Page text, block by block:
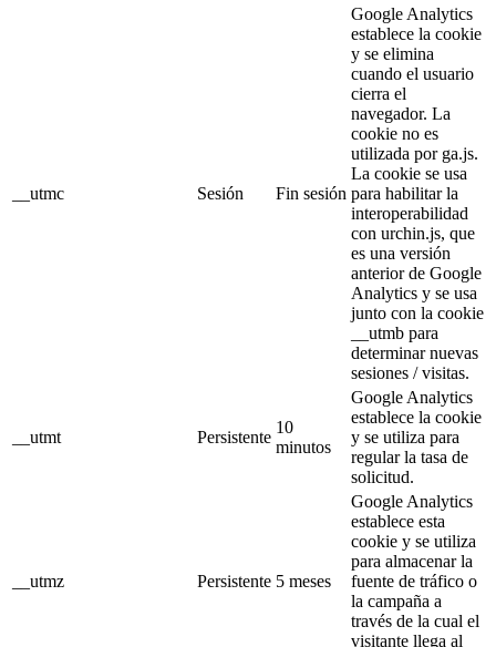
__utmc Sesión Fin sesión
Google Analytics
establece la cookie
y se elimina
cuando el usuario
cierra el
navegador. La
cookie no es
utilizada por ga.js.
La cookie se usa
para habilitar la
interoperabilidad
con urchin.js, que
es una versión
anterior de Google
Analytics y se usa
junto con la cookie
__utmb para
determinar nuevas
sesiones / visitas.
__utmt Persistente
10
minutos
Google Analytics
establece la cookie
y se utiliza para
regular la tasa de
solicitud.
__utmz Persistente 5 meses
Google Analytics
establece esta
cookie y se utiliza
para almacenar la
fuente de tráfico o
la campaña a
través de la cual el
visitante llega al